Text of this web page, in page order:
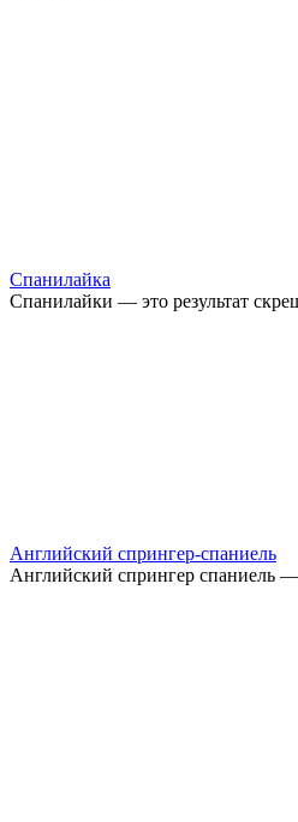
Спанилайка
Спанилайки — это результат
Английский спрингер-спаниель
Английский спрингер спаниель